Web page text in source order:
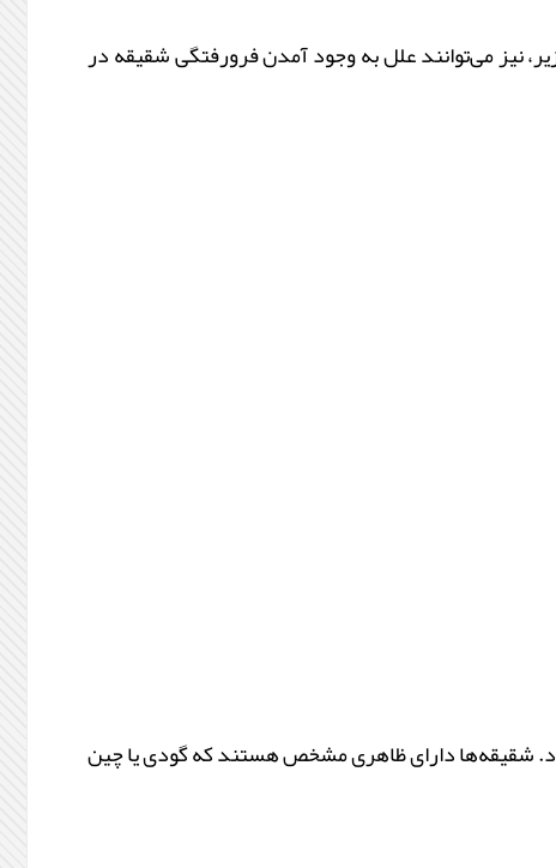
نیز می‌توانند علل به وجود آمدن فرورفتگی شقیقه در
شقیقه‌ها دارای ظاهری مشخص هستند که گودی یا چین